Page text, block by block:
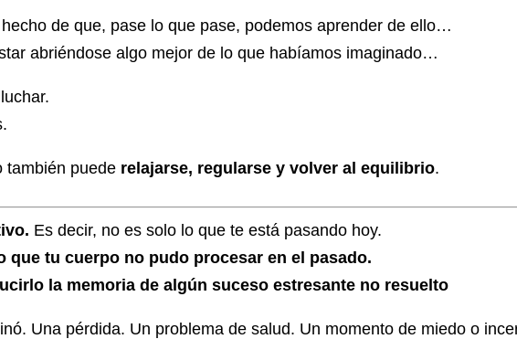
de que, pase lo que pase, podemos aprender de ello…
abriéndose algo mejor de lo que habíamos imaginado…
también puede relajarse, regularse y volver al equilibrio.
Es decir, no es solo lo que te está pasando hoy.
que tu cuerpo no pudo procesar en el pasado.
la memoria de algún suceso estresante no resuelto
Una pérdida. Un problema de salud. Un momento de miedo o